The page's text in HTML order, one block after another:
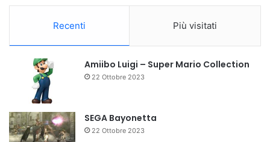
Recenti Più visitati
Amiibo Luigi – Super Mario Collection
22 Ottobre 2023
SEGA Bayonetta
22 Ottobre 2023